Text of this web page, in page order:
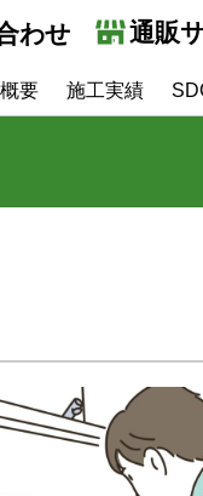
わせ 通販
要 施工実績